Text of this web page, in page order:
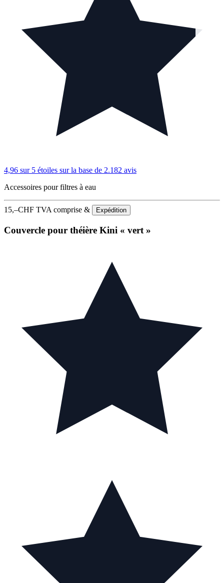
4,96 sur 5 étoiles sur la base de 2.182 avis
Accessoires pour filtres à eau
15,–CHF TVA comprise & Expédition
Couvercle pour théière Kini « vert »